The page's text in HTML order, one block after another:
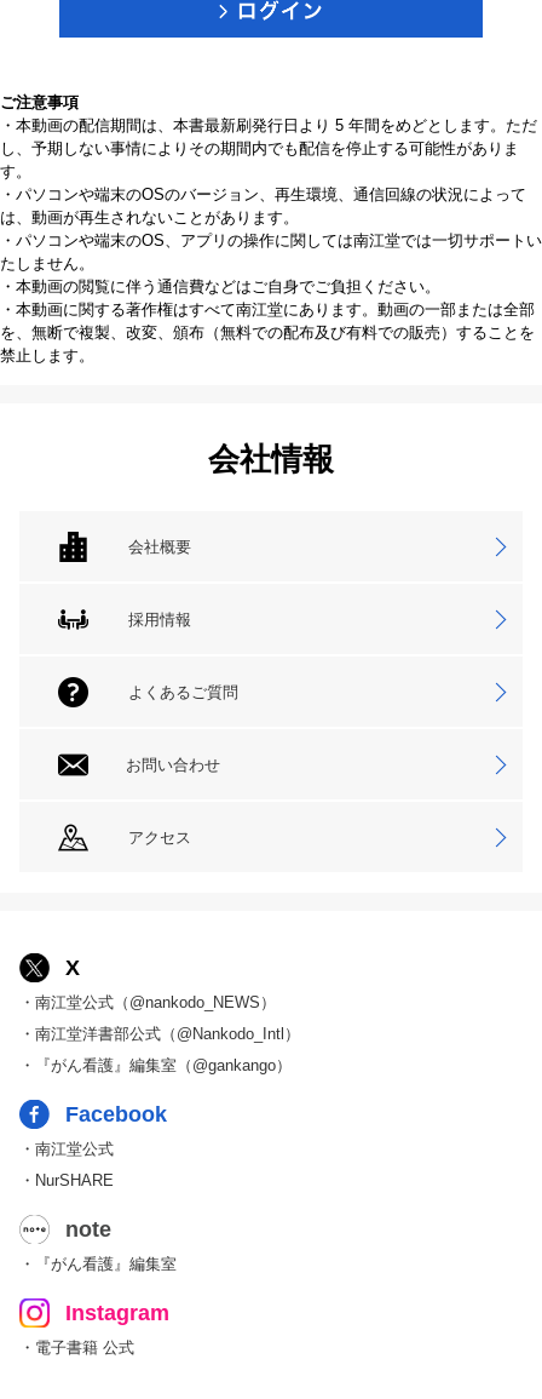
ご注意事項
・本動画の配信期間は、本書最新刷発行日より 5 年間をめどとします。ただ
し、予期しない事情によりその期間内でも配信を停止する可能性がありま
す。
・パソコンや端末のOSのバージョン、再生環境、通信回線の状況によって
は、動画が再生されないことがあります。
・パソコンや端末のOS、アプリの操作に関しては南江堂では一切サポートい
たしません。
・本動画の閲覧に伴う通信費などはご自身でご負担ください。
・本動画に関する著作権はすべて南江堂にあります。動画の一部または全部
を、無断で複製、改変、頒布（無料での配布及び有料での販売）することを
禁止します。
会社情報
会社概要
採用情報
よくあるご質問
お問い合わせ
アクセス
X
・南江堂公式（@nankodo_NEWS）
・南江堂洋書部公式（@Nankodo_Intl）
・『がん看護』編集室（@gankango）
Facebook
・南江堂公式
・NurSHARE
note
・『がん看護』編集室
Instagram
・電子書籍 公式